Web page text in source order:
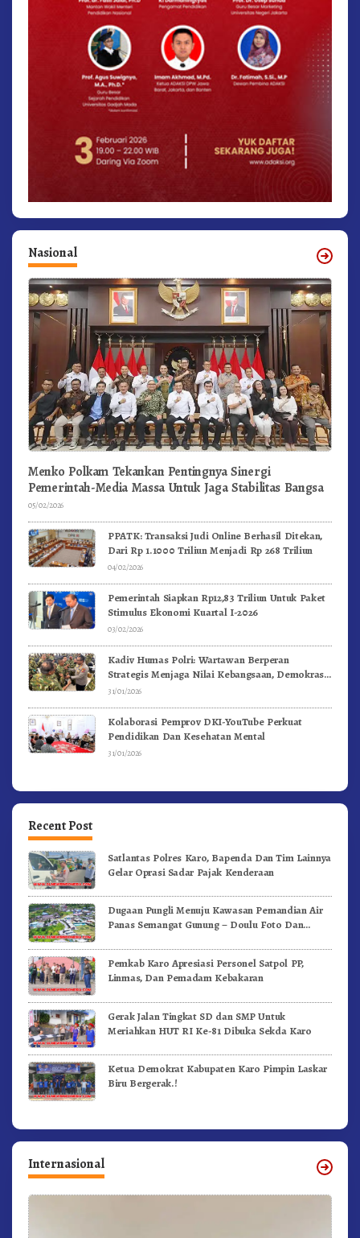
Nasional
Menko Polkam Tekankan Pentingnya Sinergi
Pemerintah-Media Massa Untuk Jaga Stabilitas Bangsa
05/02/2026
PPATK: Transaksi Judi Online Berhasil Ditekan,
Dari Rp 1.1000 Triliun Menjadi Rp 268 Triliun
04/02/2026
Pemerintah Siapkan Rp12,83 Triliun Untuk Paket
Stimulus Ekonomi Kuartal I-2026
03/02/2026
Kadiv Humas Polri: Wartawan Berperan
Strategis Menjaga Nilai Kebangsaan, Demokrasi,
dan NKRI
31/01/2026
Kolaborasi Pemprov DKI-YouTube Perkuat
Pendidikan Dan Kesehatan Mental
31/01/2026
Recent Post
Satlantas Polres Karo, Bapenda Dan Tim Lainnya
Gelar Oprasi Sadar Pajak Kenderaan
Dugaan Pungli Menuju Kawasan Pemandian Air
Panas Semangat Gunung – Doulu Foto Dan
Pemkab Karo Apresiasi Personel Satpol PP,
Linmas, Dan Pemadam Kebakaran
Gerak Jalan Tingkat SD dan SMP Untuk
Meriahkan HUT RI Ke-81 Dibuka Sekda Karo
Ketua Demokrat Kabupaten Karo Pimpin Laskar
Biru Bergerak.!
Internasional